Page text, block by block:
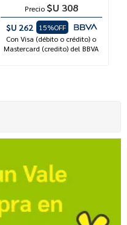
Precio $U 308
$U 262
15%OFF
Con Visa (débito o crédito) o
Mastercard (credito) del BBVA